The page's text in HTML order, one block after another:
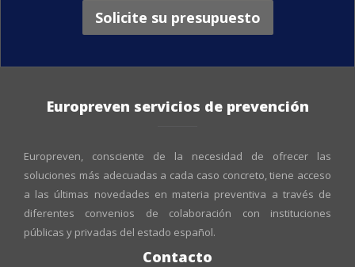
Solicite su presupuesto
Europreven servicios de prevención
Europreven, consciente de la necesidad de ofrecer las
soluciones más adecuadas a cada caso concreto, tiene acceso
a las últimas novedades en materia preventiva a través de
diferentes convenios de colaboración con instituciones
públicas y privadas del estado español.
Contacto